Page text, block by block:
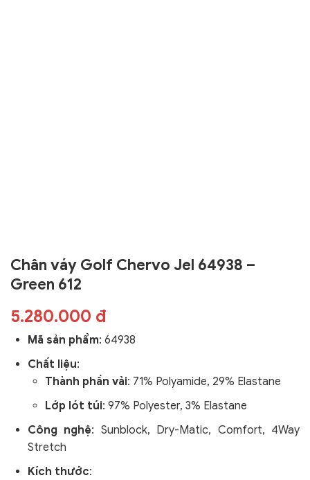
Chân váy Golf Chervo Jel 64938 –
Green 612
5.280.000 đ
Mã sản phẩm: 64938
Chất liệu:
Thành phần vải: 71% Polyamide, 29% Elastane
Lớp lót túi: 97% Polyester, 3% Elastane
Công nghệ: Sunblock, Dry-Matic, Comfort, 4Way
Stretch
Kích thước: